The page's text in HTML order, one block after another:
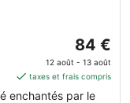
Le
prix
est
de 84 €
84 €
12 août - 13 août
taxes et frais compris
enchantés par le